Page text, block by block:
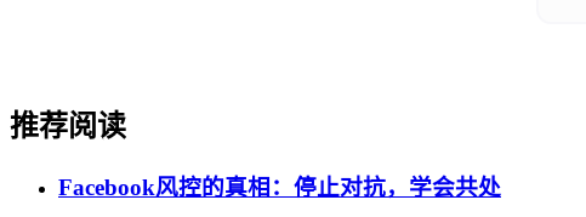
推荐阅读
Facebook风控的真相：停止对抗，学会共处